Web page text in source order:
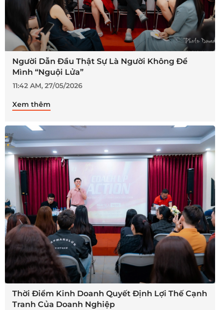
Người Dẫn Đầu Thật Sự Là Người Không Để
Mình “Nguội Lửa”
11:42 AM, 27/05/2026
Xem thêm
Thời Điểm Kinh Doanh Quyết Định Lợi Thế Cạnh
Tranh Của Doanh Nghiệp